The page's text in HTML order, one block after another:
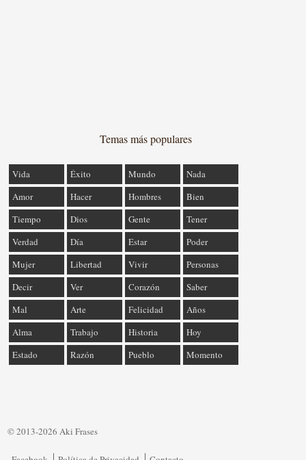
Temas más populares
Vida Éxito Mundo
Nada
Amor
Hacer Hombres
Bien
Tiempo
Dios Gente
Tener
Verdad
Día Estar
Poder
Mujer
Libertad Vivir
Personas
Decir
Ver Corazón
Saber
Mal
Arte Felicidad
Años
Alma
Trabajo Historia
Hoy
Estado
Razón Pueblo Momento
© 2013-2026 Aki Frases